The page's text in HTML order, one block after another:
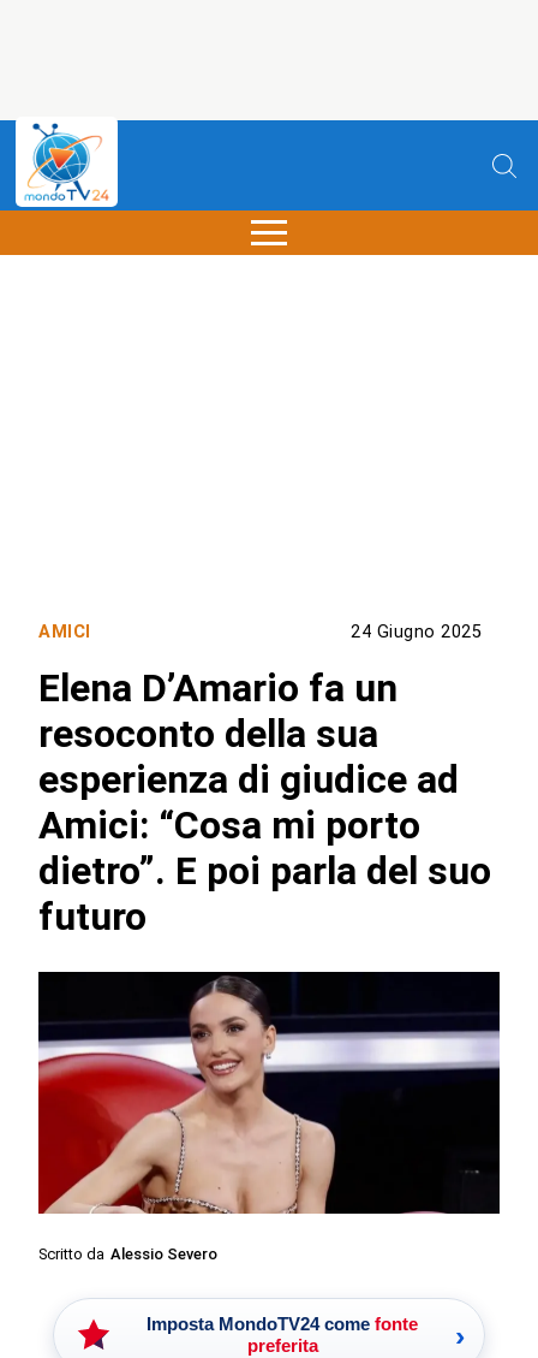
AMICI 24 Giugno 2025
Elena D’Amario fa un
resoconto della sua
esperienza di giudice ad
Amici: “Cosa mi porto
dietro”. E poi parla del suo
futuro
Scritto da Alessio Severo
Imposta MondoTV24 come fonte
preferita
›